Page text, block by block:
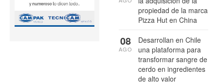
propiedad de la marca
Pizza Hut en China
Desarrollan en Chile
una plataforma para
transformar sangre de
cerdo en ingredientes
de alto valor
08
AGO